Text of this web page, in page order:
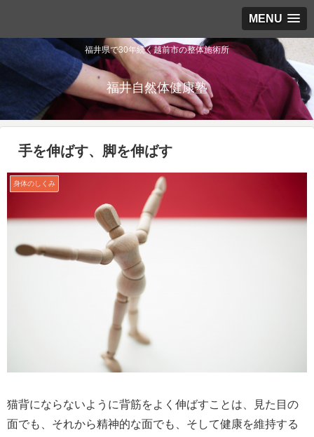
MENU
福井県で30年続く越前市の整体施術所
福井自然体健康塾
手を伸ばす、脚を伸ばす
身体のしくみ
猫背にならないように背筋をよく伸ばすことは、見た目の
面でも、それから精神的な面でも、そして健康を維持する